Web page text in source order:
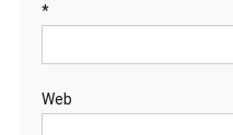
*
Web